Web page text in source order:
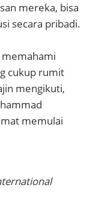
mereka, bisa
secara pribadi.
memahami
cukup rumit
mengikuti,
memulai